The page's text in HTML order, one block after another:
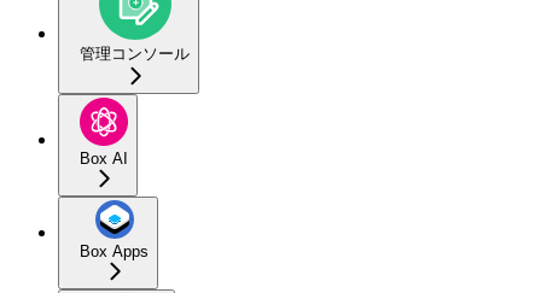
管理コンソール
Box AI
Box Apps